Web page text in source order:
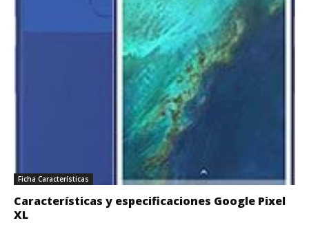
Ficha Características
Características y especificaciones Google Pixel
XL